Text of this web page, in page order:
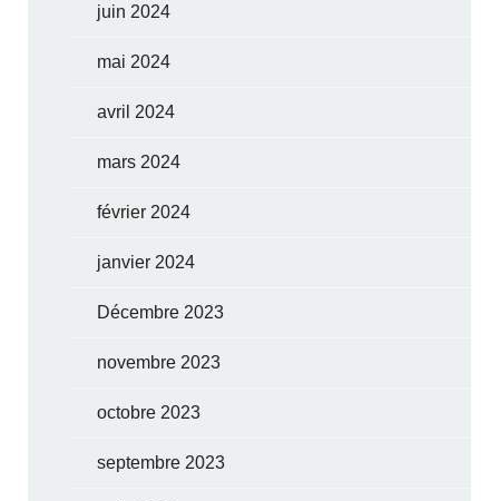
juin 2024
mai 2024
avril 2024
mars 2024
février 2024
janvier 2024
Décembre 2023
novembre 2023
octobre 2023
septembre 2023